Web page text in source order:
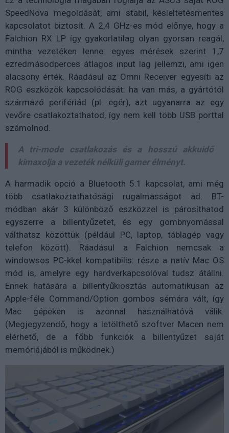
SpeedNova megoldását, ami stabil, késleltetésmentes
kapcsolatot biztosít. A 2,4 GHz-es mód előnye, hogy a
Falchion RX LP így gyakorlatilag olyan gyorsan reagál,
mintha vezetéken lenne: egyes mérések szerint 1,7
ezredmásodperces átlagos input lag jellemzi, ami igen
alacsony érték. Ráadásul az Omni Receiver egyesíti az
ROG eszközök kapcsolódását: ha van más, a gyártótól
származó perifériád (pl. egér), azt ugyanarra az egy
vevőre csatlakoztathatod, így nem kell több USB porttal
számolnod.
A tri-mode csatlakozás és a hosszú akkuidő
kimaxolja a vezeték nélküli gamer élményt.
A harmadik opció a Bluetooth 5.1 kapcsolat, ami még
több csatlakoztathatósági rugalmasságot ad. BT-
módban akár 3 különböző eszközzel is párosíthatod
egyszerre a billentyűzetet, és egy gombnyomással
válthatsz közöttük (például PC, laptop, táblagép vagy
telefon között). Ráadásul a Falchion nemcsak a
windowsos PC-kkel kompatibilis: része a natív Mac OS
mód is, amelyre egy hardverkapcsolóval tudsz átállni.
Ennek hatására a billentyűkiosztás automatikusan az
Apple-féle Command/Option gombos sémára vált, így
Mac gépeken is azonnal használhatóvá válik.
(Megjegyzendő, hogy a letölthető szoftver Macen nem
elérhető, de a főbb funkciók a billentyűzet saját
memóriájából is működnek.)